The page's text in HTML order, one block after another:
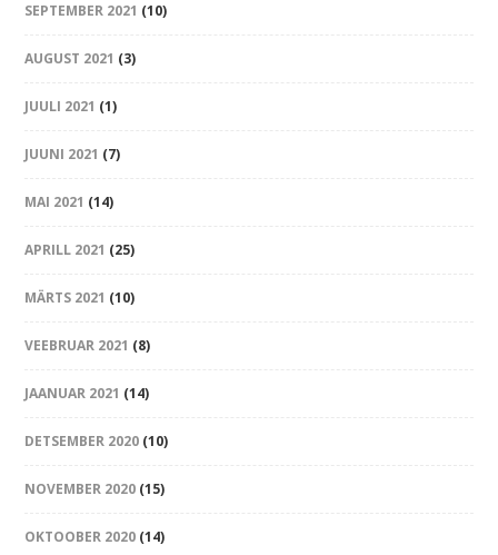
SEPTEMBER 2021 (10)
AUGUST 2021 (3)
JUULI 2021 (1)
JUUNI 2021 (7)
MAI 2021 (14)
APRILL 2021 (25)
MÄRTS 2021 (10)
VEEBRUAR 2021 (8)
JAANUAR 2021 (14)
DETSEMBER 2020 (10)
NOVEMBER 2020 (15)
OKTOOBER 2020 (14)